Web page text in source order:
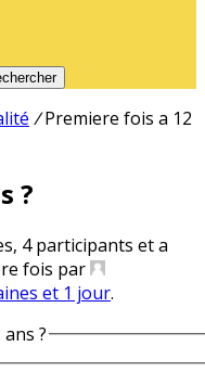
/ Premiere fois a 12
?
4 participants et a
fois par
et 1 jour.
?